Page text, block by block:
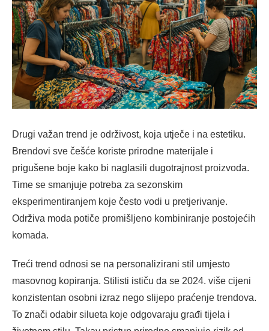
Drugi važan trend je održivost, koja utječe i na estetiku.
Brendovi sve češće koriste prirodne materijale i
prigušene boje kako bi naglasili dugotrajnost proizvoda.
Time se smanjuje potreba za sezonskim
eksperimentiranjem koje često vodi u pretjerivanje.
Održiva moda potiče promišljeno kombiniranje postojećih
komada.
Treći trend odnosi se na personalizirani stil umjesto
masovnog kopiranja. Stilisti ističu da se 2024. više cijeni
konzistentan osobni izraz nego slijepo praćenje trendova.
To znači odabir silueta koje odgovaraju građi tijela i